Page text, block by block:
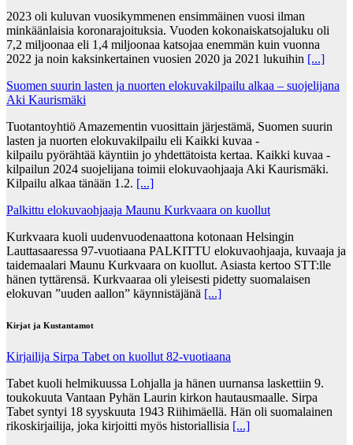
2023 oli kuluvan vuosikymmenen ensimmäinen vuosi ilman
minkäänlaisia koronarajoituksia. Vuoden kokonaiskatsojaluku oli
7,2 miljoonaa eli 1,4 miljoonaa katsojaa enemmän kuin vuonna
2022 ja noin kaksinkertainen vuosien 2020 ja 2021 lukuihin [...]
Suomen suurin lasten ja nuorten elokuvakilpailu alkaa – suojelijana
Aki Kaurismäki
Tuotantoyhtiö Amazementin vuosittain järjestämä, Suomen suurin
lasten ja nuorten elokuvakilpailu eli Kaikki kuvaa -
kilpailu pyörähtää käyntiin jo yhdettätoista kertaa. Kaikki kuvaa -
kilpailun 2024 suojelijana toimii elokuvaohjaaja Aki Kaurismäki.
Kilpailu alkaa tänään 1.2. [...]
Palkittu elokuvaohjaaja Maunu Kurkvaara on kuollut
Kurkvaara kuoli uudenvuodenaattona kotonaan Helsingin
Lauttasaaressa 97-vuotiaana PALKITTU elokuvaohjaaja, kuvaaja ja
taidemaalari Maunu Kurkvaara on kuollut. Asiasta kertoo STT:lle
hänen tyttärensä. Kurkvaaraa oli yleisesti pidetty suomalaisen
elokuvan ”uuden aallon” käynnistäjänä [...]
Kirjat ja Kustantamot
Kirjailija Sirpa Tabet on kuollut 82-vuotiaana
Tabet kuoli helmikuussa Lohjalla ja hänen uurnansa laskettiin 9.
toukokuuta Vantaan Pyhän Laurin kirkon hautausmaalle. Sirpa
Tabet syntyi 18 syyskuuta 1943 Riihimäellä. Hän oli suomalainen
rikoskirjailija, joka kirjoitti myös historiallisia [...]